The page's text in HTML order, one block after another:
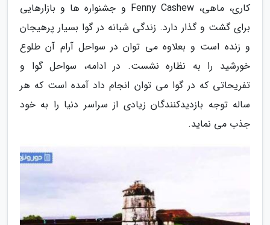
کاری، ماهی، Fenny Cashew و جشنواره ها و بازارهایی
برای گشت و گذار دارد. زندگی شبانه در گوا بسیار پرهیجان
و زنده است و بعلاوه می توان در سواحل آرام آن طلوع
خورشید را به نظاره نشست. در ادامه، سواحل گوا و
تفریحاتی که در گوا می توان انجام داد آمده است که هر
ساله توجه بازدیدکنندگان زیادی از سراسر دنیا را به خود
جذب می نماید.